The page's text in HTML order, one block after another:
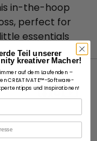
in-the-hoop
perfect for
essentials
Teil unserer
kreativer Macher!
auf dem Laufenden –
CREATIVATE™-Software-
und Inspirationen!